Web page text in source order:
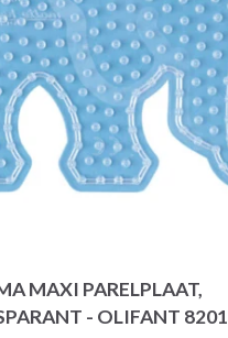
MAXI PARELPLAAT,
- OLIFANT 8201